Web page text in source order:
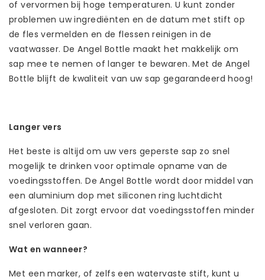
of vervormen bij hoge temperaturen. U kunt zonder
problemen uw ingrediënten en de datum met stift op
de fles vermelden en de flessen reinigen in de
vaatwasser. De Angel Bottle maakt het makkelijk om
sap mee te nemen of langer te bewaren. Met de Angel
Bottle blijft de kwaliteit van uw sap gegarandeerd hoog!
Langer vers
Het beste is altijd om uw vers geperste sap zo snel
mogelijk te drinken voor optimale opname van de
voedingsstoffen. De Angel Bottle wordt door middel van
een aluminium dop met siliconen ring luchtdicht
afgesloten. Dit zorgt ervoor dat voedingsstoffen minder
snel verloren gaan.
Wat en wanneer?
Met een marker, of zelfs een watervaste stift, kunt u